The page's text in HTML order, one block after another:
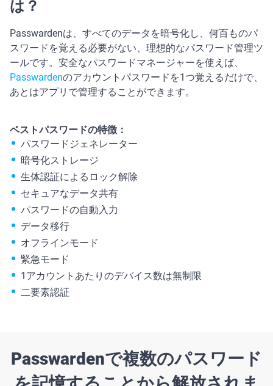
は？
Passwardenは、すべてのデータを暗号化し、何百ものパ
スワードを覚える必要がない、理想的なパスワード管理ツ
ールです。安全なパスワードマネージャーを使えば、
Passwardenのアカウントパスワードを1つ覚えるだけで、
あとはアプリで管理することができます。
ベストパスワードの特徴：
パスワードジェネレーター
暗号化ストレージ
生体認証によるロック解除
セキュアなデータ共有
パスワードの自動入力
データ移行
オフラインモード
緊急モード
1アカウントあたりのデバイス数は無制限
二要素認証
Passwardenで複数のパスワード